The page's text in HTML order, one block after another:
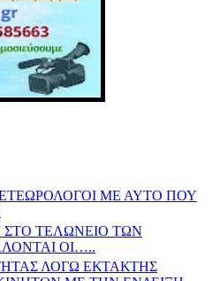
ΜΕ ΑΥΤΟ ΠΟΥ
ΣΤΟ ΤΕΛΩΝΕΙΟ ΤΩΝ
ΟΙ…..
ΛΟΓΩ ΕΚΤΑΚΤΗΣ